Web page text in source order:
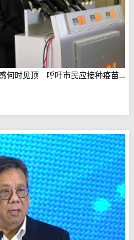
何时见顶 呼吁市民应接种疫苗...